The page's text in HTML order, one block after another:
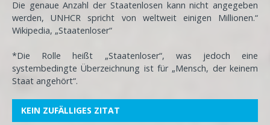
Die genaue Anzahl der Staatenlosen kann nicht angegeben
werden, UNHCR spricht von weltweit einigen Millionen.“
Wikipedia, „Staatenloser“
*Die Rolle heißt „Staatenloser“, was jedoch eine
systembedingte Überzeichnung ist für „Mensch, der keinem
Staat angehört“.
KEIN ZUFÄLLIGES ZITAT